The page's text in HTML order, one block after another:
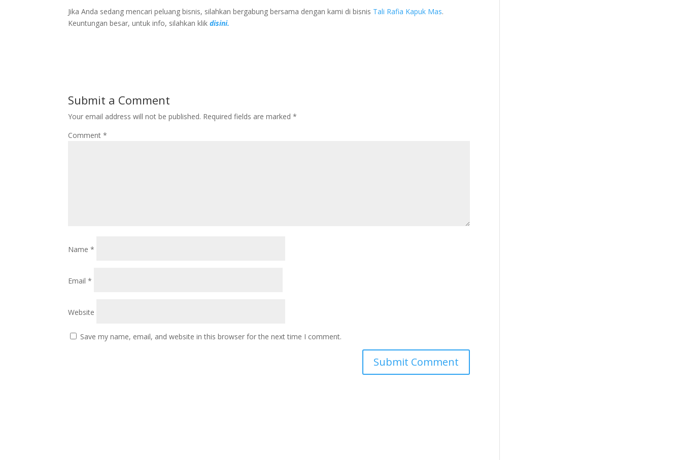
Jika Anda sedang mencari peluang bisnis, silahkan bergabung bersama dengan kami di bisnis Tali Rafia Kapuk Mas.
Keuntungan besar, untuk info, silahkan klikdisini.
Submit a Comment
Your email address will not be published. Required fields are marked*
Comment*
Name*
Email*
Website
Save my name, email, and website in this browser for the next time I comment.